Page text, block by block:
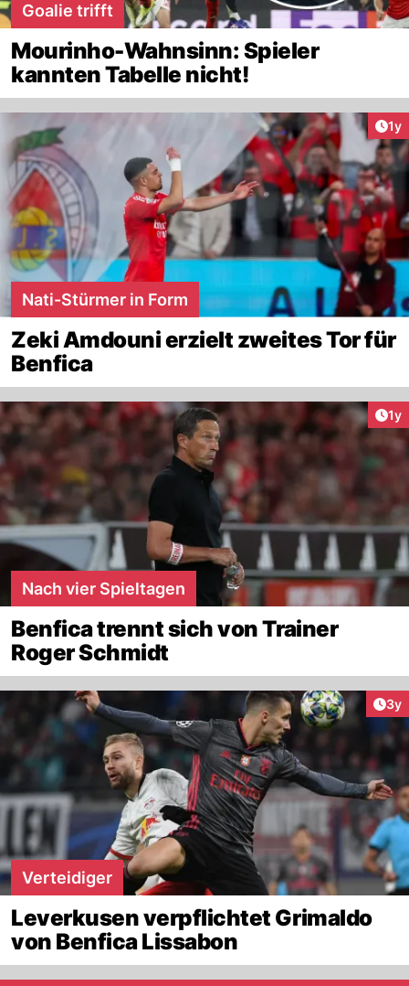
Goalie trifft
Mourinho-Wahnsinn: Spieler
kannten Tabelle nicht!
1y
Nati-Stürmer in Form
Zeki Amdouni erzielt zweites Tor für
Benfica
1y
Nach vier Spieltagen
Benfica trennt sich von Trainer
Roger Schmidt
3y
Verteidiger
Leverkusen verpflichtet Grimaldo
von Benfica Lissabon